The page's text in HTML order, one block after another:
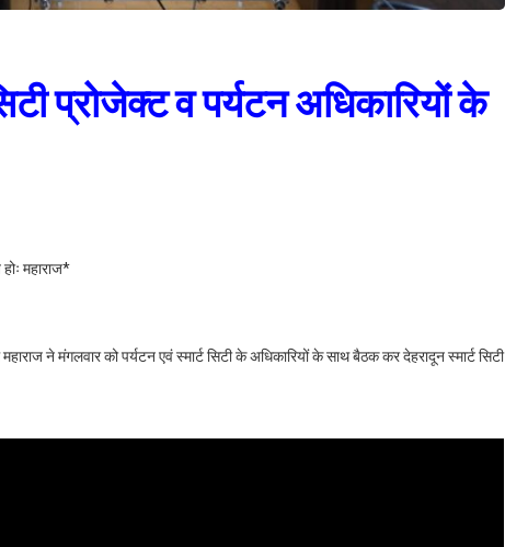
प्रोजेक्ट व पर्यटन अधिकारियों के
महाराज*
ने मंगलवार को पर्यटन एवं स्मार्ट सिटी के अधिकारियों के साथ बैठक कर देहरादून स्मार्ट सिटी